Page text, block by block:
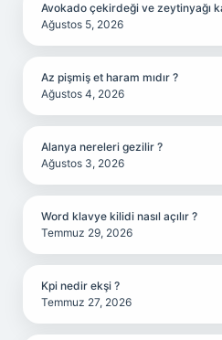
Avokado çekirdeği ve zeytinyağı
Ağustos 5, 2026
Az pişmiş et haram mıdır ?
Ağustos 4, 2026
Alanya nereleri gezilir ?
Ağustos 3, 2026
Word klavye kilidi nasıl açılır ?
Temmuz 29, 2026
Kpi nedir ekşi ?
Temmuz 27, 2026